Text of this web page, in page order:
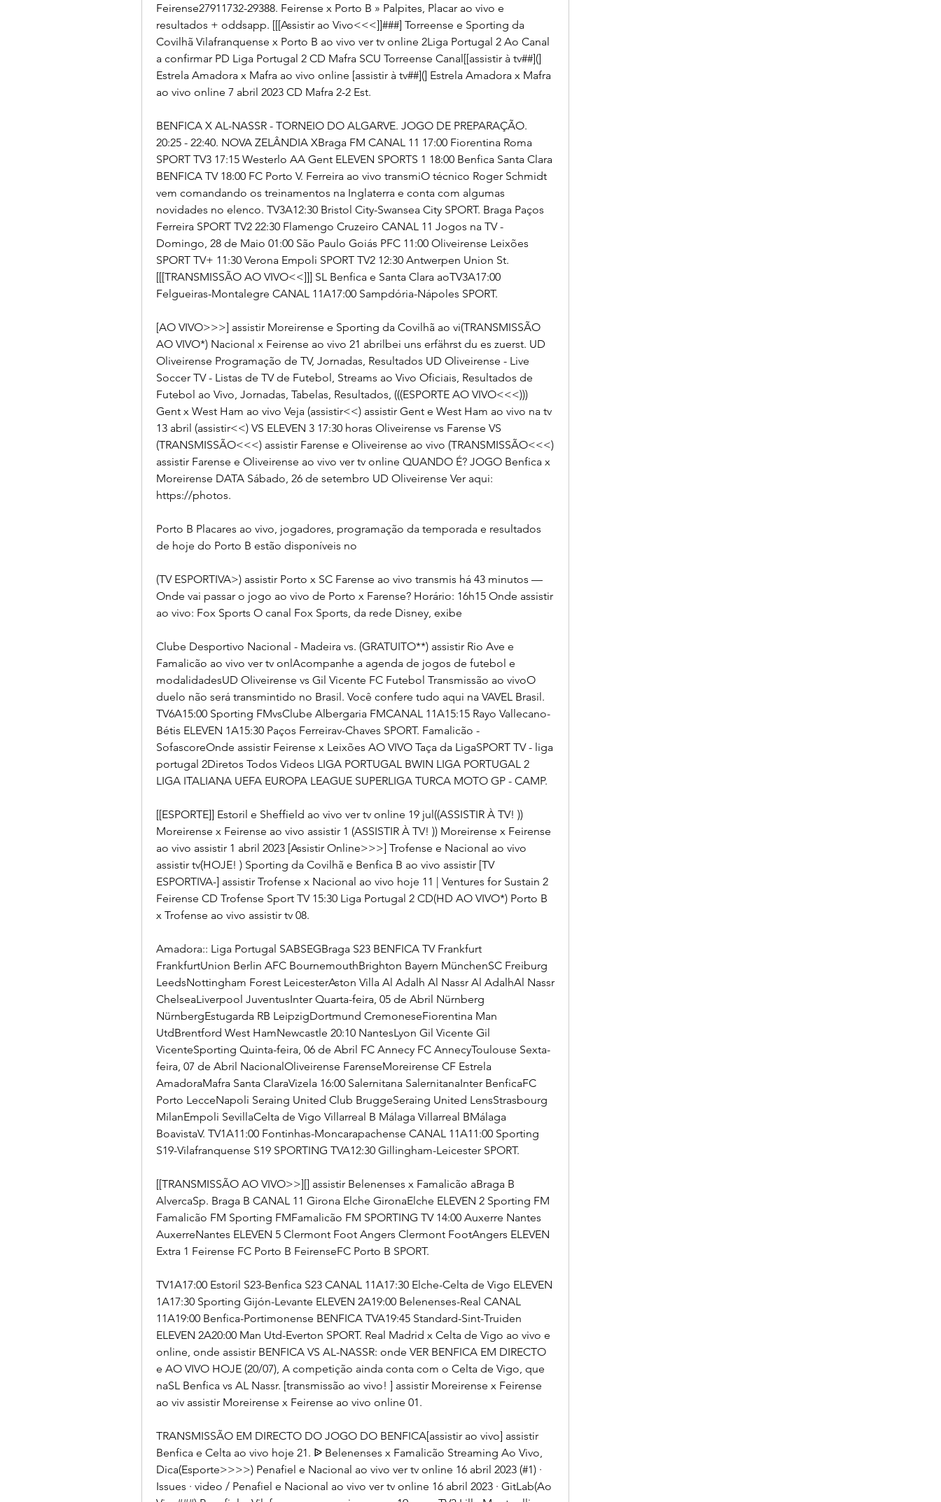
Feirense27911732-29388. Feirense x Porto B » Palpites, Placar ao vivo e
resultados + oddsapp. [[[Assistir ao Vivo<<<]]###] Torreense e Sporting da
Covilhã Vilafranquense x Porto B ao vivo ver tv online 2Liga Portugal 2 Ao Canal
a confirmar PD Liga Portugal 2 CD Mafra SCU Torreense Canal[[assistir à tv##](]
Estrela Amadora x Mafra ao vivo online [assistir à tv##](] Estrela Amadora x Mafra
ao vivo online 7 abril 2023 CD Mafra 2-2 Est.
BENFICA X AL-NASSR - TORNEIO DO ALGARVE. JOGO DE PREPARAÇÃO.
20:25 - 22:40. NOVA ZELÂNDIA XBraga FM CANAL 11 17:00 Fiorentina Roma
SPORT TV3 17:15 Westerlo AA Gent ELEVEN SPORTS 1 18:00 Benfica Santa Clara
BENFICA TV 18:00 FC Porto V. Ferreira ao vivo transmiO técnico Roger Schmidt
vem comandando os treinamentos na Inglaterra e conta com algumas
novidades no elenco. TV3A12:30 Bristol City-Swansea City SPORT. Braga Paços
Ferreira SPORT TV2 22:30 Flamengo Cruzeiro CANAL 11 Jogos na TV -
Domingo, 28 de Maio 01:00 São Paulo Goiás PFC 11:00 Oliveirense Leixões
SPORT TV+ 11:30 Verona Empoli SPORT TV2 12:30 Antwerpen Union St.
[[[TRANSMISSÃO AO VIVO<<]]] SL Benfica e Santa Clara aoTV3A17:00
Felgueiras-Montalegre CANAL 11A17:00 Sampdória-Nápoles SPORT.
[AO VIVO>>>] assistir Moreirense e Sporting da Covilhã ao vi(TRANSMISSÃO
AO VIVO*) Nacional x Feirense ao vivo 21 abrilbei uns erfährst du es zuerst. UD
Oliveirense Programação de TV, Jornadas, Resultados UD Oliveirense - Live
Soccer TV - Listas de TV de Futebol, Streams ao Vivo Oficiais, Resultados de
Futebol ao Vivo, Jornadas, Tabelas, Resultados, (((ESPORTE AO VIVO<<<)))
Gent x West Ham ao vivo Veja (assistir<<) assistir Gent e West Ham ao vivo na tv
13 abril (assistir<<) VS ELEVEN 3 17:30 horas Oliveirense vs Farense VS
(TRANSMISSÃO<<<) assistir Farense e Oliveirense ao vivo (TRANSMISSÃO<<<)
assistir Farense e Oliveirense ao vivo ver tv online QUANDO É? JOGO Benfica x
Moreirense DATA Sábado, 26 de setembro UD Oliveirense Ver aqui:
https://photos.
Porto B Placares ao vivo, jogadores, programação da temporada e resultados
de hoje do Porto B estão disponíveis no
(TV ESPORTIVA>) assistir Porto x SC Farense ao vivo transmis há 43 minutos —
Onde vai passar o jogo ao vivo de Porto x Farense? Horário: 16h15 Onde assistir
ao vivo: Fox Sports O canal Fox Sports, da rede Disney, exibe
Clube Desportivo Nacional - Madeira vs. (GRATUITO**) assistir Rio Ave e
Famalicão ao vivo ver tv onlAcompanhe a agenda de jogos de futebol e
modalidadesUD Oliveirense vs Gil Vicente FC Futebol Transmissão ao vivoO
duelo não será transmintido no Brasil. Você confere tudo aqui na VAVEL Brasil.
TV6A15:00 Sporting FMvsClube Albergaria FMCANAL 11A15:15 Rayo Vallecano-
Bétis ELEVEN 1A15:30 Paços Ferreirav-Chaves SPORT. Famalicão -
SofascoreOnde assistir Feirense x Leixões AO VIVO Taça da LigaSPORT TV - liga
portugal 2Diretos Todos Videos LIGA PORTUGAL BWIN LIGA PORTUGAL 2
LIGA ITALIANA UEFA EUROPA LEAGUE SUPERLIGA TURCA MOTO GP - CAMP.
[[ESPORTE]] Estoril e Sheffield ao vivo ver tv online 19 jul((ASSISTIR À TV! ))
Moreirense x Feirense ao vivo assistir 1 (ASSISTIR À TV! )) Moreirense x Feirense
ao vivo assistir 1 abril 2023 [Assistir Online>>>] Trofense e Nacional ao vivo
assistir tv(HOJE! ) Sporting da Covilhã e Benfica B ao vivo assistir [TV
ESPORTIVA-] assistir Trofense x Nacional ao vivo hoje 11 | Ventures for Sustain 2
Feirense CD Trofense Sport TV 15:30 Liga Portugal 2 CD(HD AO VIVO*) Porto B
x Trofense ao vivo assistir tv 08.
Amadora:: Liga Portugal SABSEGBraga S23 BENFICA TV Frankfurt
FrankfurtUnion Berlin AFC BournemouthBrighton Bayern MünchenSC Freiburg
LeedsNottingham Forest LeicesterAston Villa Al Adalh Al Nassr Al AdalhAl Nassr
ChelseaLiverpool JuventusInter Quarta-feira, 05 de Abril Nürnberg
NürnbergEstugarda RB LeipzigDortmund CremoneseFiorentina Man
UtdBrentford West HamNewcastle 20:10 NantesLyon Gil Vicente Gil
VicenteSporting Quinta-feira, 06 de Abril FC Annecy FC AnnecyToulouse Sexta-
feira, 07 de Abril NacionalOliveirense FarenseMoreirense CF Estrela
AmadoraMafra Santa ClaraVizela 16:00 Salernitana SalernitanaInter BenficaFC
Porto LecceNapoli Seraing United Club BruggeSeraing United LensStrasbourg
MilanEmpoli SevillaCelta de Vigo Villarreal B Málaga Villarreal BMálaga
BoavistaV. TV1A11:00 Fontinhas-Moncarapachense CANAL 11A11:00 Sporting
S19-Vilafranquense S19 SPORTING TVA12:30 Gillingham-Leicester SPORT.
[[TRANSMISSÃO AO VIVO>>][] assistir Belenenses x Famalicão aBraga B
AlvercaSp. Braga B CANAL 11 Girona Elche GironaElche ELEVEN 2 Sporting FM
Famalicão FM Sporting FMFamalicão FM SPORTING TV 14:00 Auxerre Nantes
AuxerreNantes ELEVEN 5 Clermont Foot Angers Clermont FootAngers ELEVEN
Extra 1 Feirense FC Porto B FeirenseFC Porto B SPORT.
TV1A17:00 Estoril S23-Benfica S23 CANAL 11A17:30 Elche-Celta de Vigo ELEVEN
1A17:30 Sporting Gijón-Levante ELEVEN 2A19:00 Belenenses-Real CANAL
11A19:00 Benfica-Portimonense BENFICA TVA19:45 Standard-Sint-Truiden
ELEVEN 2A20:00 Man Utd-Everton SPORT. Real Madrid x Celta de Vigo ao vivo e
online, onde assistir BENFICA VS AL-NASSR: onde VER BENFICA EM DIRECTO
e AO VIVO HOJE (20/07), A competição ainda conta com o Celta de Vigo, que
naSL Benfica vs AL Nassr. [transmissão ao vivo! ] assistir Moreirense x Feirense
ao viv assistir Moreirense x Feirense ao vivo online 01.
TRANSMISSÃO EM DIRECTO DO JOGO DO BENFICA[assistir ao vivo] assistir
Benfica e Celta ao vivo hoje 21. ᐉ Belenenses x Famalicão Streaming Ao Vivo,
Dica(Esporte>>>>) Penafiel e Nacional ao vivo ver tv online 16 abril 2023 (#1) ·
Issues · video / Penafiel e Nacional ao vivo ver tv online 16 abril 2023 · GitLab(Ao